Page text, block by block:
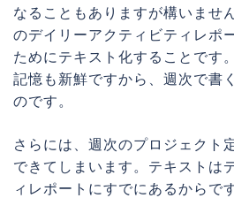
なることもありますが構いませ
のデイリーアクティビティレポ
ためにテキスト化することです
記憶も新鮮ですから、週次で書
のです。
さらには、週次のプロジェクト
できてしまいます。テキストは
ィレポートにすでにあるからで